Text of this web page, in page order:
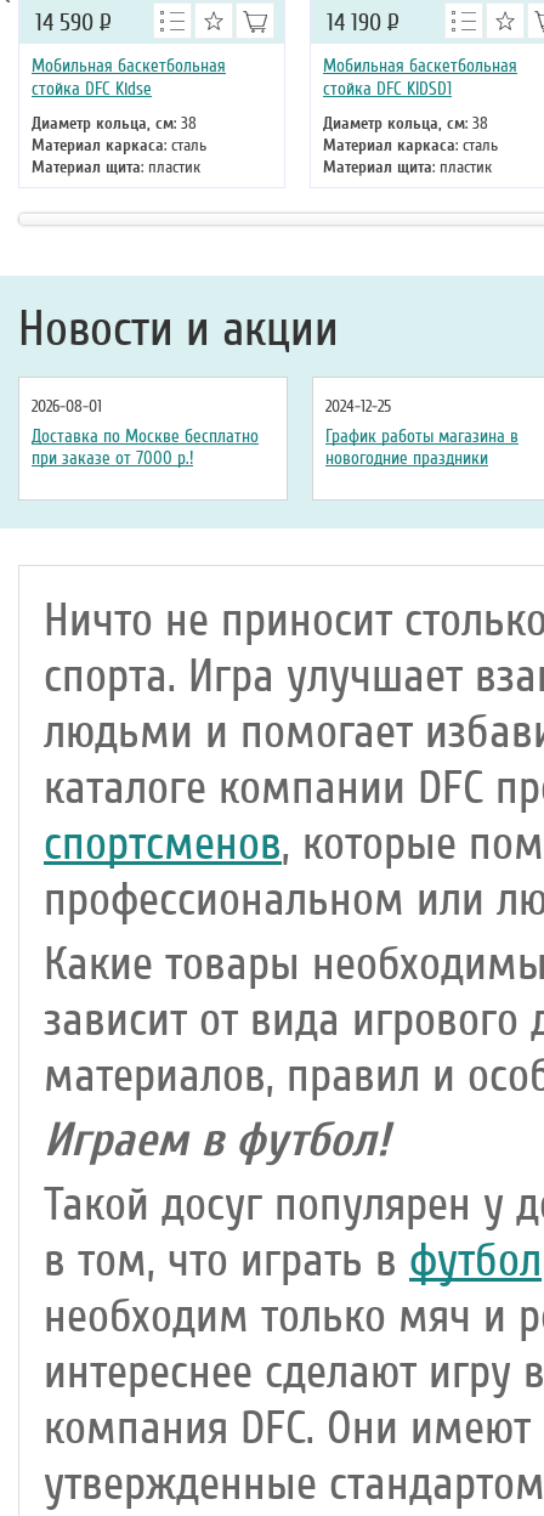
Мобильная баскетбольная
стойка DFC Kidse
Диаметр кольца, см: 38
Материал каркаса: сталь
Материал щита: пластик
Размер щита, см: 80 х 58
Тип складного механизма:
механический
14 590 Р
Мобильная баскетбольная
стойка DFC KIDSD1
Диаметр кольца, см: 38
Материал каркаса: сталь
Материал щита: пластик
Размер щита, см: 80 х 58
Тип складного механизма:
механический
14 190 Р
Новости и акции
2026-08-01
Доставка по Москве бесплатно
при заказе от 7000 р.!
2024-12-25
График работы магазина в
новогодние праздники
Ничто не приносит
спорта. Игра улучшает
людьми и помогает
каталоге компании DFC
спортсменов, которые
профессиональном или
Какие товары
зависит от вида
материалов, правил и
Играем в футбол!
Такой досуг популярен у
в том, что играть в футбол
необходим только мяч и
интереснее сделают игру
компания DFC. Они
утвержденные